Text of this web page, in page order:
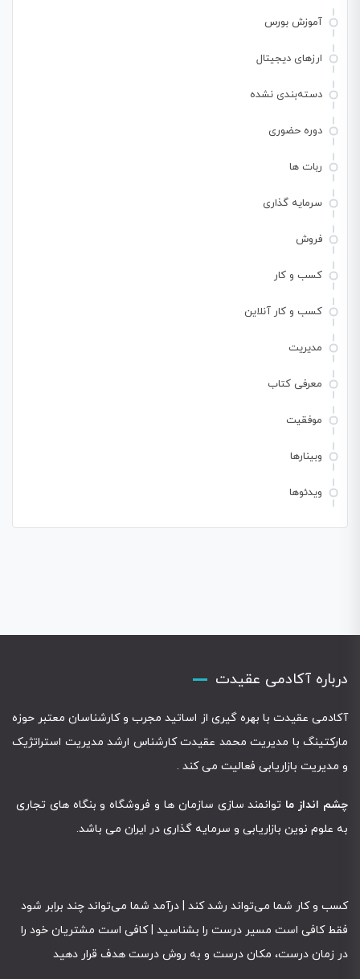
آموزش بورس
ارزهای دیجیتال
دسته‌بندی نشده
دوره حضوری
ربات ها
سرمایه گذاری
فروش
کسب و کار
کسب و کار آنلاین
مدیریت
معرفی کتاب
موفقیت
وبینارها
ویدئوها
درباره آکادمی عقیدت
آکادمی عقیدت با بهره گیری از اساتید مجرب و کارشناسان معتبر حوزه
مارکتینگ با مدیریت محمد عقیدت کارشناس ارشد مدیریت استراتژیک
و مدیریت بازاریابی فعالیت می کند .
چشم انداز ما توانمند سازی سازمان ها و فروشگاه و بنگاه های تجاری
به علوم نوین بازاریابی و سرمایه گذاری در ایران می باشد.
کسب و کار شما می‌تواند رشد کند | درآمد شما می‌تواند چند برابر شود
فقط کافی است مسیر درست را بشناسید | کافی است مشتریان خود را
در زمان درست، مکان درست و به روش درست هدف قرار دهید